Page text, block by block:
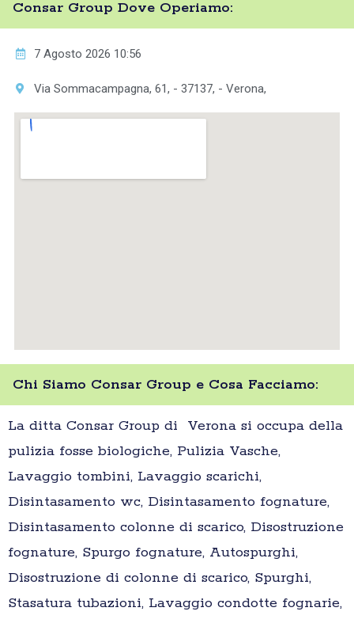
Consar Group Dove Operiamo:
7 Agosto 2026 10:56
Via Sommacampagna, 61, - 37137, - Verona,
Chi Siamo Consar Group e Cosa Facciamo:
La ditta Consar Group di Verona si occupa della
pulizia fosse biologiche, Pulizia Vasche,
Lavaggio tombini, Lavaggio scarichi,
Disintasamento wc, Disintasamento fognature,
Disintasamento colonne di scarico, Disostruzione
fognature, Spurgo fognature, Autospurghi,
Disostruzione di colonne di scarico, Spurghi,
Stasatura tubazioni, Lavaggio condotte fognarie,